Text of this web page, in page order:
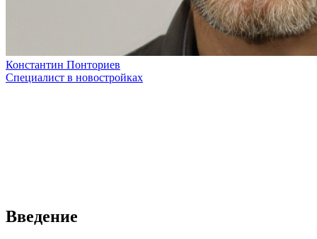
Константин Понториев
Специалист в новостройках
Введение